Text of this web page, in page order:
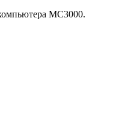
MC3000.